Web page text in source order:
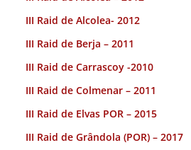
III Raid de Alcolea- 2012
III Raid de Berja – 2011
III Raid de Carrascoy -2010
III Raid de Colmenar – 2011
III Raid de Elvas POR – 2015
III Raid de Grândola (POR) – 2017